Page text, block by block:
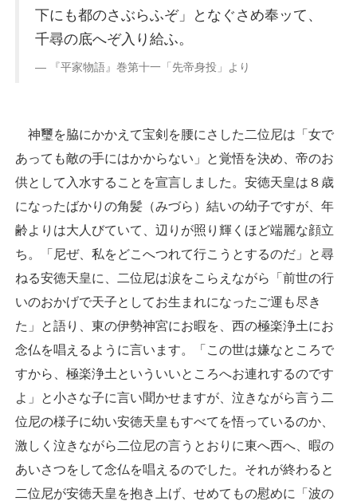
下にも都のさぶらふぞ」となぐさめ奉ッて、
千尋の底へぞ入り給ふ。
『平家物語』巻第十一「先帝身投」より
神璽を脇にかかえて宝剣を腰にさした二位尼は「女で
あっても敵の手にはかからない」と覚悟を決め、帝のお
供として入水することを宣言しました。安徳天皇は８歳
になったばかりの角髪（みづら）結いの幼子ですが、年
齢よりは大人びていて、辺りが照り輝くほど端麗な顔立
ち。「尼ぜ、私をどこへつれて行こうとするのだ」と尋
ねる安徳天皇に、二位尼は涙をこらえながら「前世の行
いのおかげで天子としてお生まれになったご運も尽き
た」と語り、東の伊勢神宮にお暇を、西の極楽浄土にお
念仏を唱えるように言います。「この世は嫌なところで
すから、極楽浄土といういいところへお連れするのです
よ」と小さな子に言い聞かせますが、泣きながら言う二
位尼の様子に幼い安徳天皇もすべてを悟っているのか、
激しく泣きながら二位尼の言うとおりに東へ西へ、暇の
あいさつをして念仏を唱えるのでした。それが終わると
二位尼が安徳天皇を抱き上げ、せめてもの慰めに「波の